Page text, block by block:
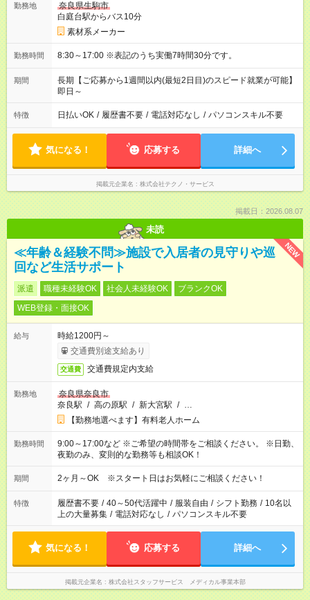
勤務地
奈良県生駒市
白庭台駅からバス10分
素材系メーカー
勤務時間 8:30～17:00 ※表記のうち実働7時間30分です。
期間
長期【ご応募から1週間以内(最短2日目)のスピード就業が可能】
即日～
特徴 日払いOK / 履歴書不要 / 電話対応なし / パソコンスキル不要
気になる！ 応募する 詳細へ
掲載元企業名 株式会社テクノ・サービス
掲載日：2026.08.07
未読
NEW
≪年齢＆経験不問≫施設で入居者の見守りや巡
回など生活サポート
派遣 職種未経験OK 社会人未経験OK
ブランクOK
WEB登録・面接OK
給与
時給1200円～
交通費別途支給あり
交通費 交通費規定内支給
勤務地
奈良県奈良市
奈良駅 / 高の原駅 / 新大宮駅 / …
【勤務地選べます】有料老人ホーム
勤務時間
9:00～17:00など ※ご希望の時間帯をご相談ください。 ※日勤、
夜勤のみ、変則的な勤務等も相談OK！
期間 2ヶ月～OK ※スタート日はお気軽にご相談ください！
特徴 履歴書不要 / 40～50代活躍中 / 服装自由 / シフト勤務 / 10名以
上の大量募集 / 電話対応なし / パソコンスキル不要
気になる！ 応募する 詳細へ
掲載元企業名 株式会社スタッフサービス メディカル事業本部